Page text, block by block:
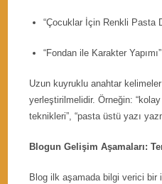
“Çocuklar İçin Renkli Pasta
“Fondan ile Karakter Yapımı”
Uzun kuyruklu anahtar
yerleştirilmelidir. Örneğin:
teknikleri”, “pasta üstü yazı
Blogun Gelişim Aşamaları:
Blog ilk aşamada bilgi verici bir